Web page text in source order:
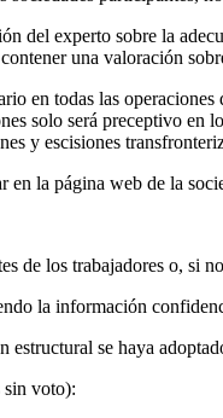
del experto sobre la
una valoración
en todas las
solo será preceptivo
y escisiones
en la página web de la
de los trabajadores o, si
la información
se haya
sin voto):